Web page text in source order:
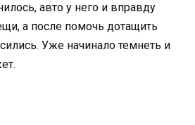
авто у него и вправду
а после помочь дотащить
Уже начинало темнеть и